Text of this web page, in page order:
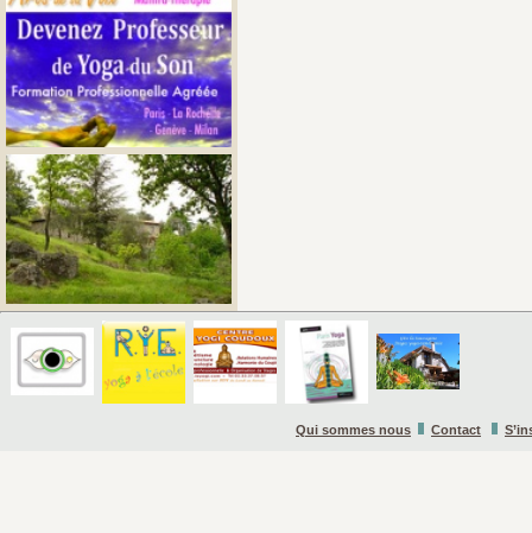
Qui sommes nous Contact